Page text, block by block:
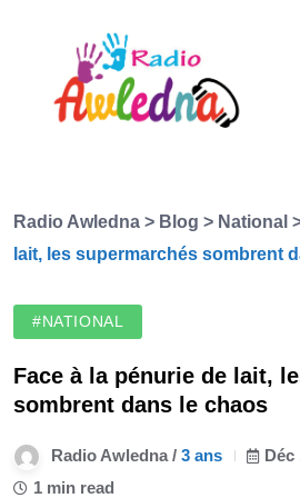
Radio Awledna > Blog > National
lait, les supermarchés sombrent
#NATIONAL
Face à la pénurie de lait,
sombrent dans le chaos
Radio Awledna / 3 ans Déc
1 min read